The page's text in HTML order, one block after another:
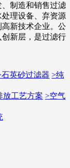
制造和销售过滤
理设备、弃资源
新技术企业。公
创新层，是过滤行
石英砂过滤器 >纯
放工艺方案 >空气